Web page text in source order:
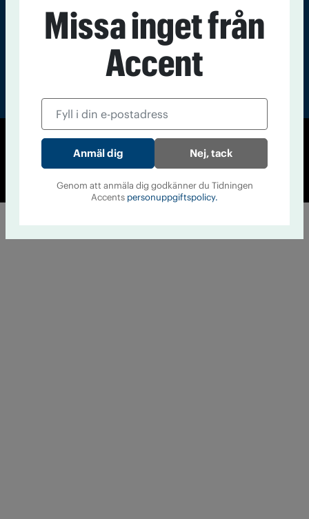
© Tidningen Accent 2026
Cookiepolicy
Personuppgiftspolicy
Missa inget från
Accent
Nej, tack
Genom att anmäla dig godkänner du Tidningen
Accents personuppgiftspolicy.